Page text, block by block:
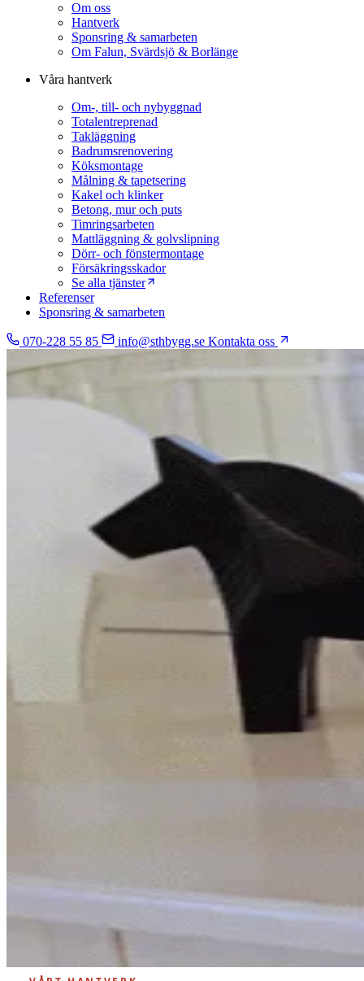
Om oss
Hantverk
Sponsring & samarbeten
Om Falun, Svärdsjö & Borlänge
Våra hantverk
Om-, till- och nybyggnad
Totalentreprenad
Takläggning
Badrumsrenovering
Köksmontage
Målning & tapetsering
Kakel och klinker
Betong, mur och puts
Timringsarbeten
Mattläggning & golvslipning
Dörr- och fönstermontage
Försäkringsskador
Se alla tjänster
Referenser
Sponsring & samarbeten
070-228 55 85 info@sthbygg.se Kontakta oss